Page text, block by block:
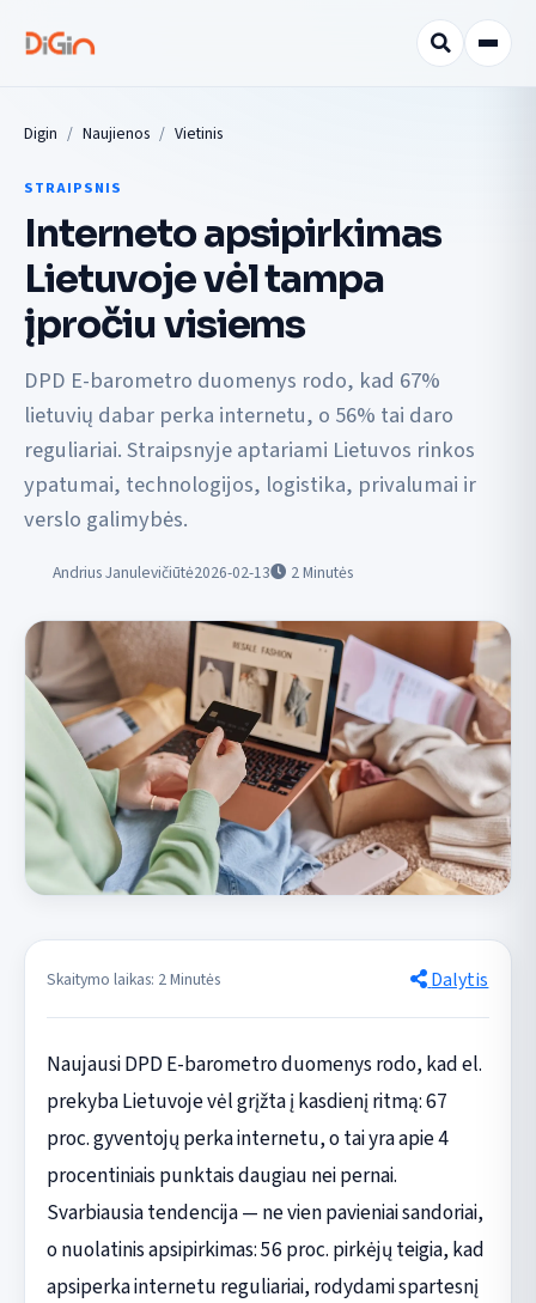
Digin Naujienos Vietinis
STRAIPSNIS
Interneto apsipirkimas
Lietuvoje vėl tampa
įpročiu visiems
DPD E-barometro duomenys rodo, kad 67%
lietuvių dabar perka internetu, o 56% tai daro
reguliariai. Straipsnyje aptariami Lietuvos rinkos
ypatumai, technologijos, logistika, privalumai ir
verslo galimybės.
Andrius Janulevičiūtė2026-02-13 2Minutės
Skaitymo laikas: 2 Minutės Dalytis
Naujausi DPD E-barometro duomenys rodo, kad el.
prekyba Lietuvoje vėl grįžta į kasdienį ritmą: 67
proc. gyventojų perka internetu, o tai yra apie 4
procentiniais punktais daugiau nei pernai.
Svarbiausia tendencija — ne vien pavieniai sandoriai,
o nuolatinis apsipirkimas: 56 proc. pirkėjų teigia, kad
apsiperka internetu reguliariai, rodydami spartesnį